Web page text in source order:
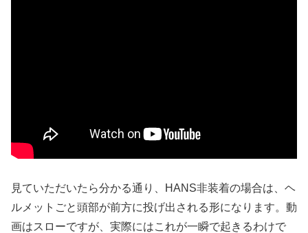
見ていただいたら分かる通り、HANS非装着の場合は、ヘ
ルメットごと頭部が前方に投げ出される形になります。動
画はスローですが、実際にはこれが一瞬で起きるわけで